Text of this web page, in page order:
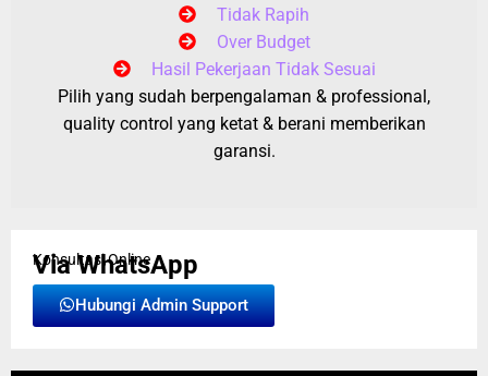
Tidak Rapih
Over Budget
Hasil Pekerjaan Tidak Sesuai
Pilih yang sudah berpengalaman & professional,
quality control yang ketat & berani memberikan
garansi.
Konsultasi Online
Via WhatsApp
Hubungi Admin Support